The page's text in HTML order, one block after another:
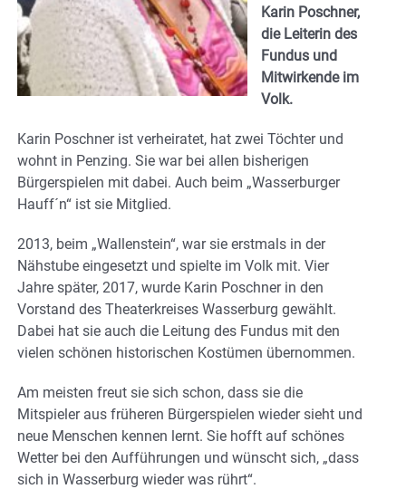
Karin Poschner,
die Leiterin des
Fundus und
Mitwirkende im
Volk.
Karin Poschner ist verheiratet, hat zwei Töchter und
wohnt in Penzing. Sie war bei allen bisherigen
Bürgerspielen mit dabei. Auch beim „Wasserburger
Hauff´n“ ist sie Mitglied.
2013, beim „Wallenstein“, war sie erstmals in der
Nähstube eingesetzt und spielte im Volk mit. Vier
Jahre später, 2017, wurde Karin Poschner in den
Vorstand des Theaterkreises Wasserburg gewählt.
Dabei hat sie auch die Leitung des Fundus mit den
vielen schönen historischen Kostümen übernommen.
Am meisten freut sie sich schon, dass sie die
Mitspieler aus früheren Bürgerspielen wieder sieht und
neue Menschen kennen lernt. Sie hofft auf schönes
Wetter bei den Aufführungen und wünscht sich, „dass
sich in Wasserburg wieder was rührt“.